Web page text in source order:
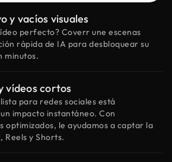
y vacíos visuales
perfecto? Coverr une escenas
rápida de IA para desbloquear su
minutos.
vídeos cortos
para redes sociales está
impacto instantáneo. Con
optimizados, le ayudamos a captar la
Reels y Shorts.